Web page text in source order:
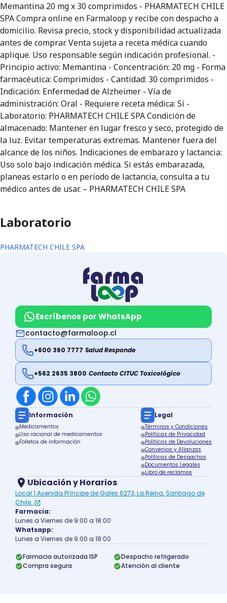
Memantina 20 mg x 30 comprimidos - PHARMATECH CHILE
SPA Compra online en Farmaloop y recibe con despacho a
domicilio. Revisa precio, stock y disponibilidad actualizada
antes de comprar. Venta sujeta a receta médica cuando
aplique. Uso responsable según indicación profesional. -
Principio activo: Memantina - Concentración: 20 mg - Forma
farmacéutica: Comprimidos - Cantidad: 30 comprimidos -
Indicación: Enfermedad de Alzheimer - Vía de
administración: Oral - Requiere receta médica: Sí -
Laboratorio: PHARMATECH CHILE SPA Condición de
almacenado: Mantener en lugar fresco y seco, protegido de
la luz. Evitar temperaturas extremas. Mantener fuera del
alcance de los niños. Indicaciones de embarazo y lactancia:
Uso solo bajo indicación médica. Si estás embarazada,
planeas estarlo o en período de lactancia, consulta a tu
médico antes de usar. – PHARMATECH CHILE SPA
Laboratorio
PHARMATECH CHILE SPA
Escríbenos por WhatsApp
contacto@farmaloop.cl
+600 360 7777 Salud Responde
+562 2635 3800 Contacto CITUC Toxicológico
Información
Medicamentos
Uso racional de medicamentos
Folletos de información
Legal
Términos y Condiciones
Políticas de Privacidad
Políticas de Devoluciones
Convenios y Alianzas
Políticas de Despachos
Documentos Legales
Libro de reclamos
Ubicación y Horarios
Local 1 Avenida Príncipe de Gales 6273, La Reina, Santiago de
Chile.
Farmacia:
Lunes a Viernes de 9:00 a 18:00
Whatsapp:
Lunes a Viernes de 9:00 a 18:00
Farmacia autorizada ISP
Despacho refrigerado
Compra segura
Atención al cliente